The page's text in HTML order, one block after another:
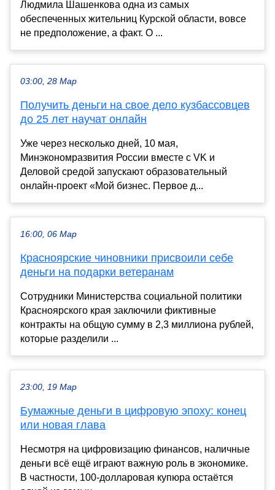
Людмила Шашенкова одна из самых
обеспеченных жительниц Курской области, вовсе
не предположение, а факт. О ...
03:00, 28 Мар
Получить деньги на свое дело кузбассовцев
до 25 лет научат онлайн
Уже через несколько дней, 10 мая,
Минэкономразвития России вместе с VK и
Деловой средой запускают образовательный
онлайн-проект «Мой бизнес. Первое д...
16:00, 06 Мар
Красноярские чиновники присвоили себе
деньги на подарки ветеранам
Сотрудники Министерства социальной политики
Красноярского края заключили фиктивные
контракты на общую сумму в 2,3 миллиона рублей,
которые разделили ...
23:00, 19 Мар
Бумажные деньги в цифровую эпоху: конец
или новая глава
Несмотря на цифровизацию финансов, наличные
деньги всё ещё играют важную роль в экономике.
В частности, 100-долларовая купюра остаётся